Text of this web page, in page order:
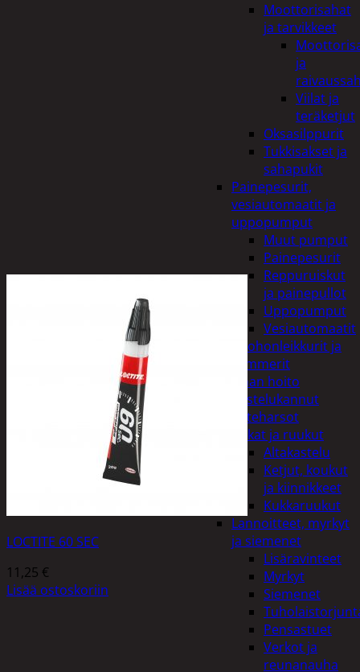
Moottorisahat
ja tarvikkeet
ja
Viilat ja
teräketjut
Oksasilppurit
Tukkisakset ja
sahapukit
Painepesurit,
vesiautomaatit ja
uppopumput
Muut pumput
Painepesurit
Reppuruiskut
ja painepullot
Uppopumput
Vesiautomaatit
Ruohonleikkurit ja
trimmerit
Puutarhan hoito
Kastelukannut
Kateharsot
Kukat ja ruukut
Altakastelu
Ketjut, koukut
ja kiinnikkeet
Kukkaruukut
Lannoitteet, myrkyt
ja siemenet
Lisäravinteet
Myrkyt
Siemenet
Pensastuet
Verkot ja
reunanauha
LOCTITE 60 SEC
11,25 €
Lisää ostoskoriin